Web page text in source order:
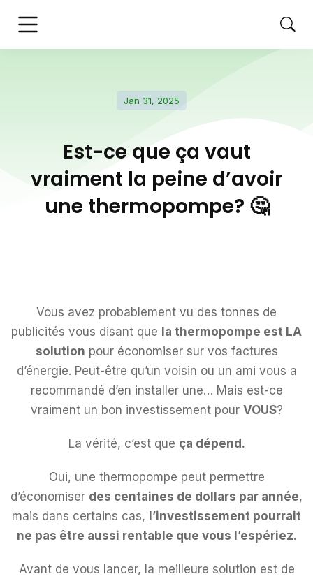
Jan 31, 2025
Est-ce que ça vaut
vraiment la peine d’avoir
une thermopompe? 🤔
Vous avez probablement vu des tonnes de
publicités vous disant que la thermopompe est LA
solution pour économiser sur vos factures
d’énergie. Peut-être qu’un voisin ou un ami vous a
recommandé d’en installer une… Mais est-ce
vraiment un bon investissement pour VOUS?
La vérité, c’est que ça dépend.
Oui, une thermopompe peut permettre
d’économiser des centaines de dollars par année,
mais dans certains cas, l’investissement pourrait
ne pas être aussi rentable que vous l’espériez.
Avant de vous lancer, la meilleure solution est de